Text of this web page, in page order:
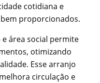
cotidiana e
proporcionados.
área social permite
otimizando
Esse arranjo
circulação e